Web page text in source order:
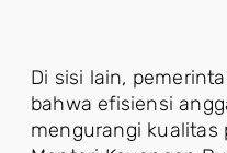
Di sisi lain,
bahwa efisiensi
mengurangi kualitas